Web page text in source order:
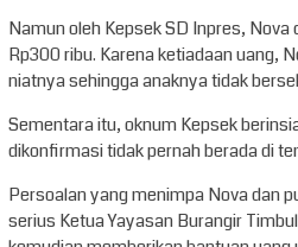
Namun oleh Kepsek SD Inpres, Nova
Rp300 ribu. Karena ketiadaan uang,
niatnya sehingga anaknya tidak
Sementara itu, oknum Kepsek
dikonfirmasi tidak pernah berada di
Persoalan yang menimpa Nova dan
serius Ketua Yayasan Burangir